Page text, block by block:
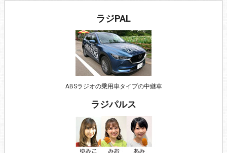
ラジPAL
ABSラジオの乗用車タイプの中継車
ラジパルス